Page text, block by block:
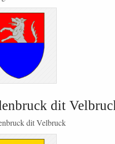
dit
dit Velbruck